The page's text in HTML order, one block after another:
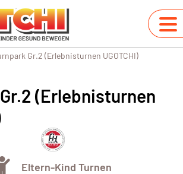
Gr.2 (Erlebnisturnen UGOTCHI)
(Erlebnisturnen
Eltern-Kind Turnen